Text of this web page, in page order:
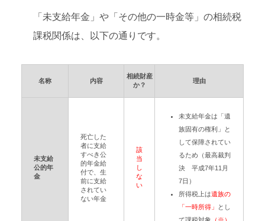
「未支給年金」や「その他の一時金等」の相続税
課税関係は、以下の通りです。
名称 内容
相続財産
か？
理由
未支給
公的年
金
死亡した
者に支給
すべき公
的年金給
付で、生
前に支給
されてい
ない年金
該
当
し
な
い
未支給年金は「遺
族固有の権利」と
して保障されてい
るため（最高裁判
決 平成7年11月
7日）
所得税上は遺族の
「一時所得」
とし